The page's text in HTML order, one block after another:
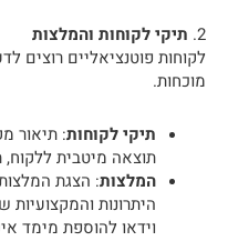
2. תיקי לקוחות והמלצות
לקוחות פוטנציאליים רוצים
מוכחות.
תיקי לקוחות: תיאור
תוצאה מיטבית ללקוח,
המלצות: הצגת
היתרונות
וידאו להוספת מימד